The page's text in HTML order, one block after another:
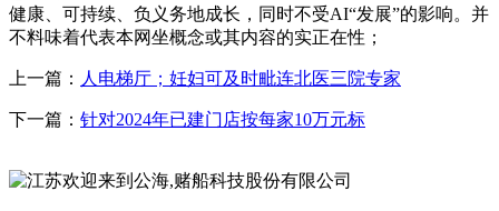
健康、可持续、负义务地成长，同时不受AI“发展”的影响。并
不料味着代表本网坐概念或其内容的实正在性；
上一篇： 人电梯厅；妊妇可及时毗连北医三院专家
下一篇： 针对2024年已建门店按每家10万元标